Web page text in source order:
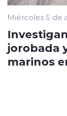
Miércoles 5 de
jorobada
marinos